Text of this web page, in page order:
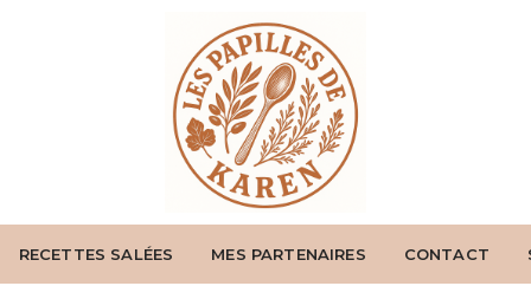
RECETTES SALÉES MES PARTENAIRES CONTACT